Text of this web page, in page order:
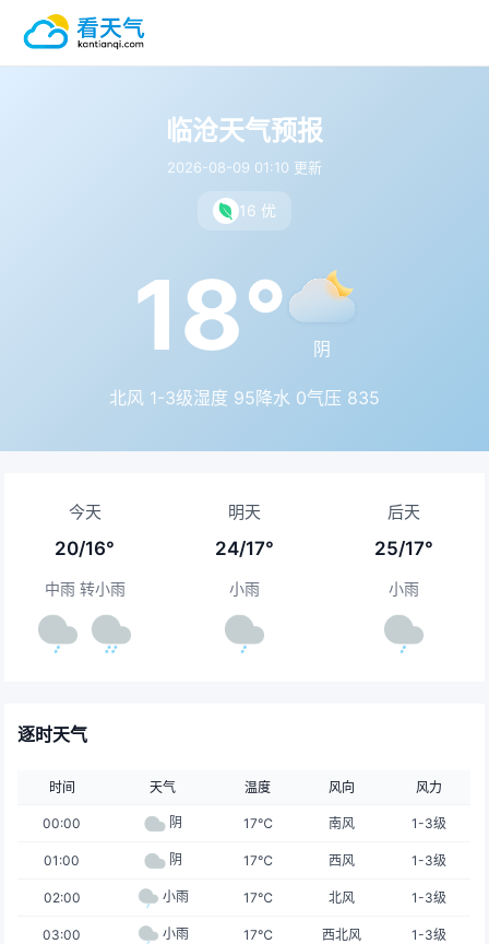
临沧天气预报
2026-08-09 01:10 更新
16 优
18° 阴
北风 1-3级湿度 95降水 0气压 835
今天
20/16°
中雨 转小雨
明天
24/17°
小雨
后天
25/17°
小雨
逐时天气
时间 天气 温度 风向 风力
00:00 阴 17℃ 南风 1-3级
01:00 阴 17℃ 西风 1-3级
02:00 小雨 17℃ 北风 1-3级
03:00 小雨 17℃ 西北风 1-3级